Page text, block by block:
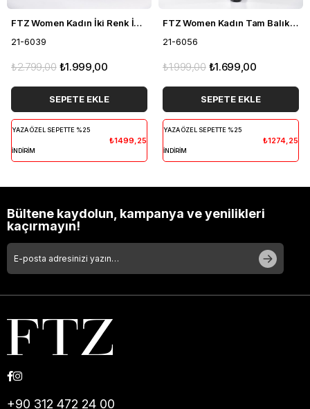
FTZ Women Kadın İki Renk İkili Takım Siyah 21-6039
21-6039
₺1.999,00
₺2.799,00
SEPETE EKLE
YAZA ÖZEL SEPETTE %25
İNDİRİM
₺1499,25
FTZ Women Kadın Tam Balıkçı İkili Takım Siyah 21-6056
21-6056
₺1.699,00
₺1.999,00
SEPETE EKLE
YAZA ÖZEL SEPETTE %25
İNDİRİM
₺1274,25
Bültene kaydolun, kampanya ve yenilikleri
kaçırmayın!
+90 312 472 24 00